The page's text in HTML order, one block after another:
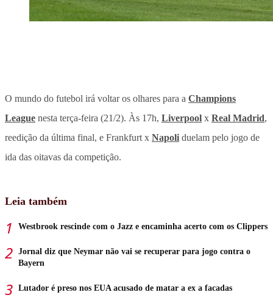
O mundo do futebol irá voltar os olhares para a Champions
League nesta terça-feira (21/2). Às 17h, Liverpool x Real Madrid,
reedição da última final, e Frankfurt x Napoli duelam pelo jogo de
ida das oitavas da competição.
Leia também
Westbrook rescinde com o Jazz e encaminha acerto com os Clippers
Jornal diz que Neymar não vai se recuperar para jogo contra o
Bayern
Lutador é preso nos EUA acusado de matar a ex a facadas